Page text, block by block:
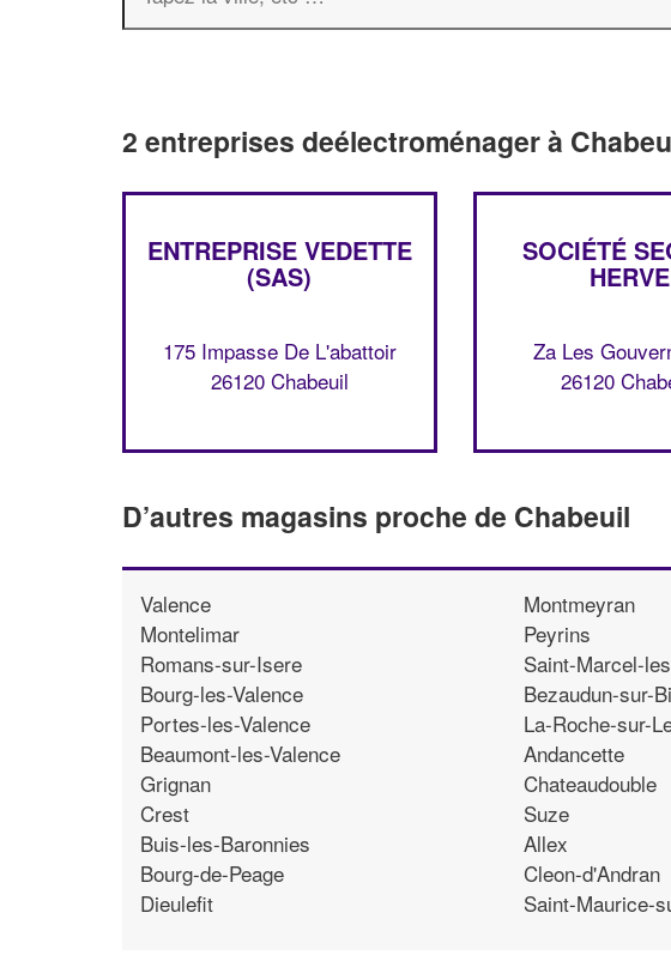
2 entreprises deélectroménager à
ENTREPRISE VEDETTE
(SAS)
175 Impasse De L'abattoir
26120 Chabeuil
SOCIÉTÉ
HERVE
Za Les
26120
D’autres magasins proche de Chabeuil
Valence
Montelimar
Romans-sur-Isere
Bourg-les-Valence
Portes-les-Valence
Beaumont-les-Valence
Grignan
Crest
Buis-les-Baronnies
Bourg-de-Peage
Dieulefit
Montmeyran
Peyrins
Saint-Marcel-
Bezaudun-sur-
La-Roche-sur-
Andancette
Chateaudouble
Suze
Allex
Cleon-d'Andran
Saint-Maurice-